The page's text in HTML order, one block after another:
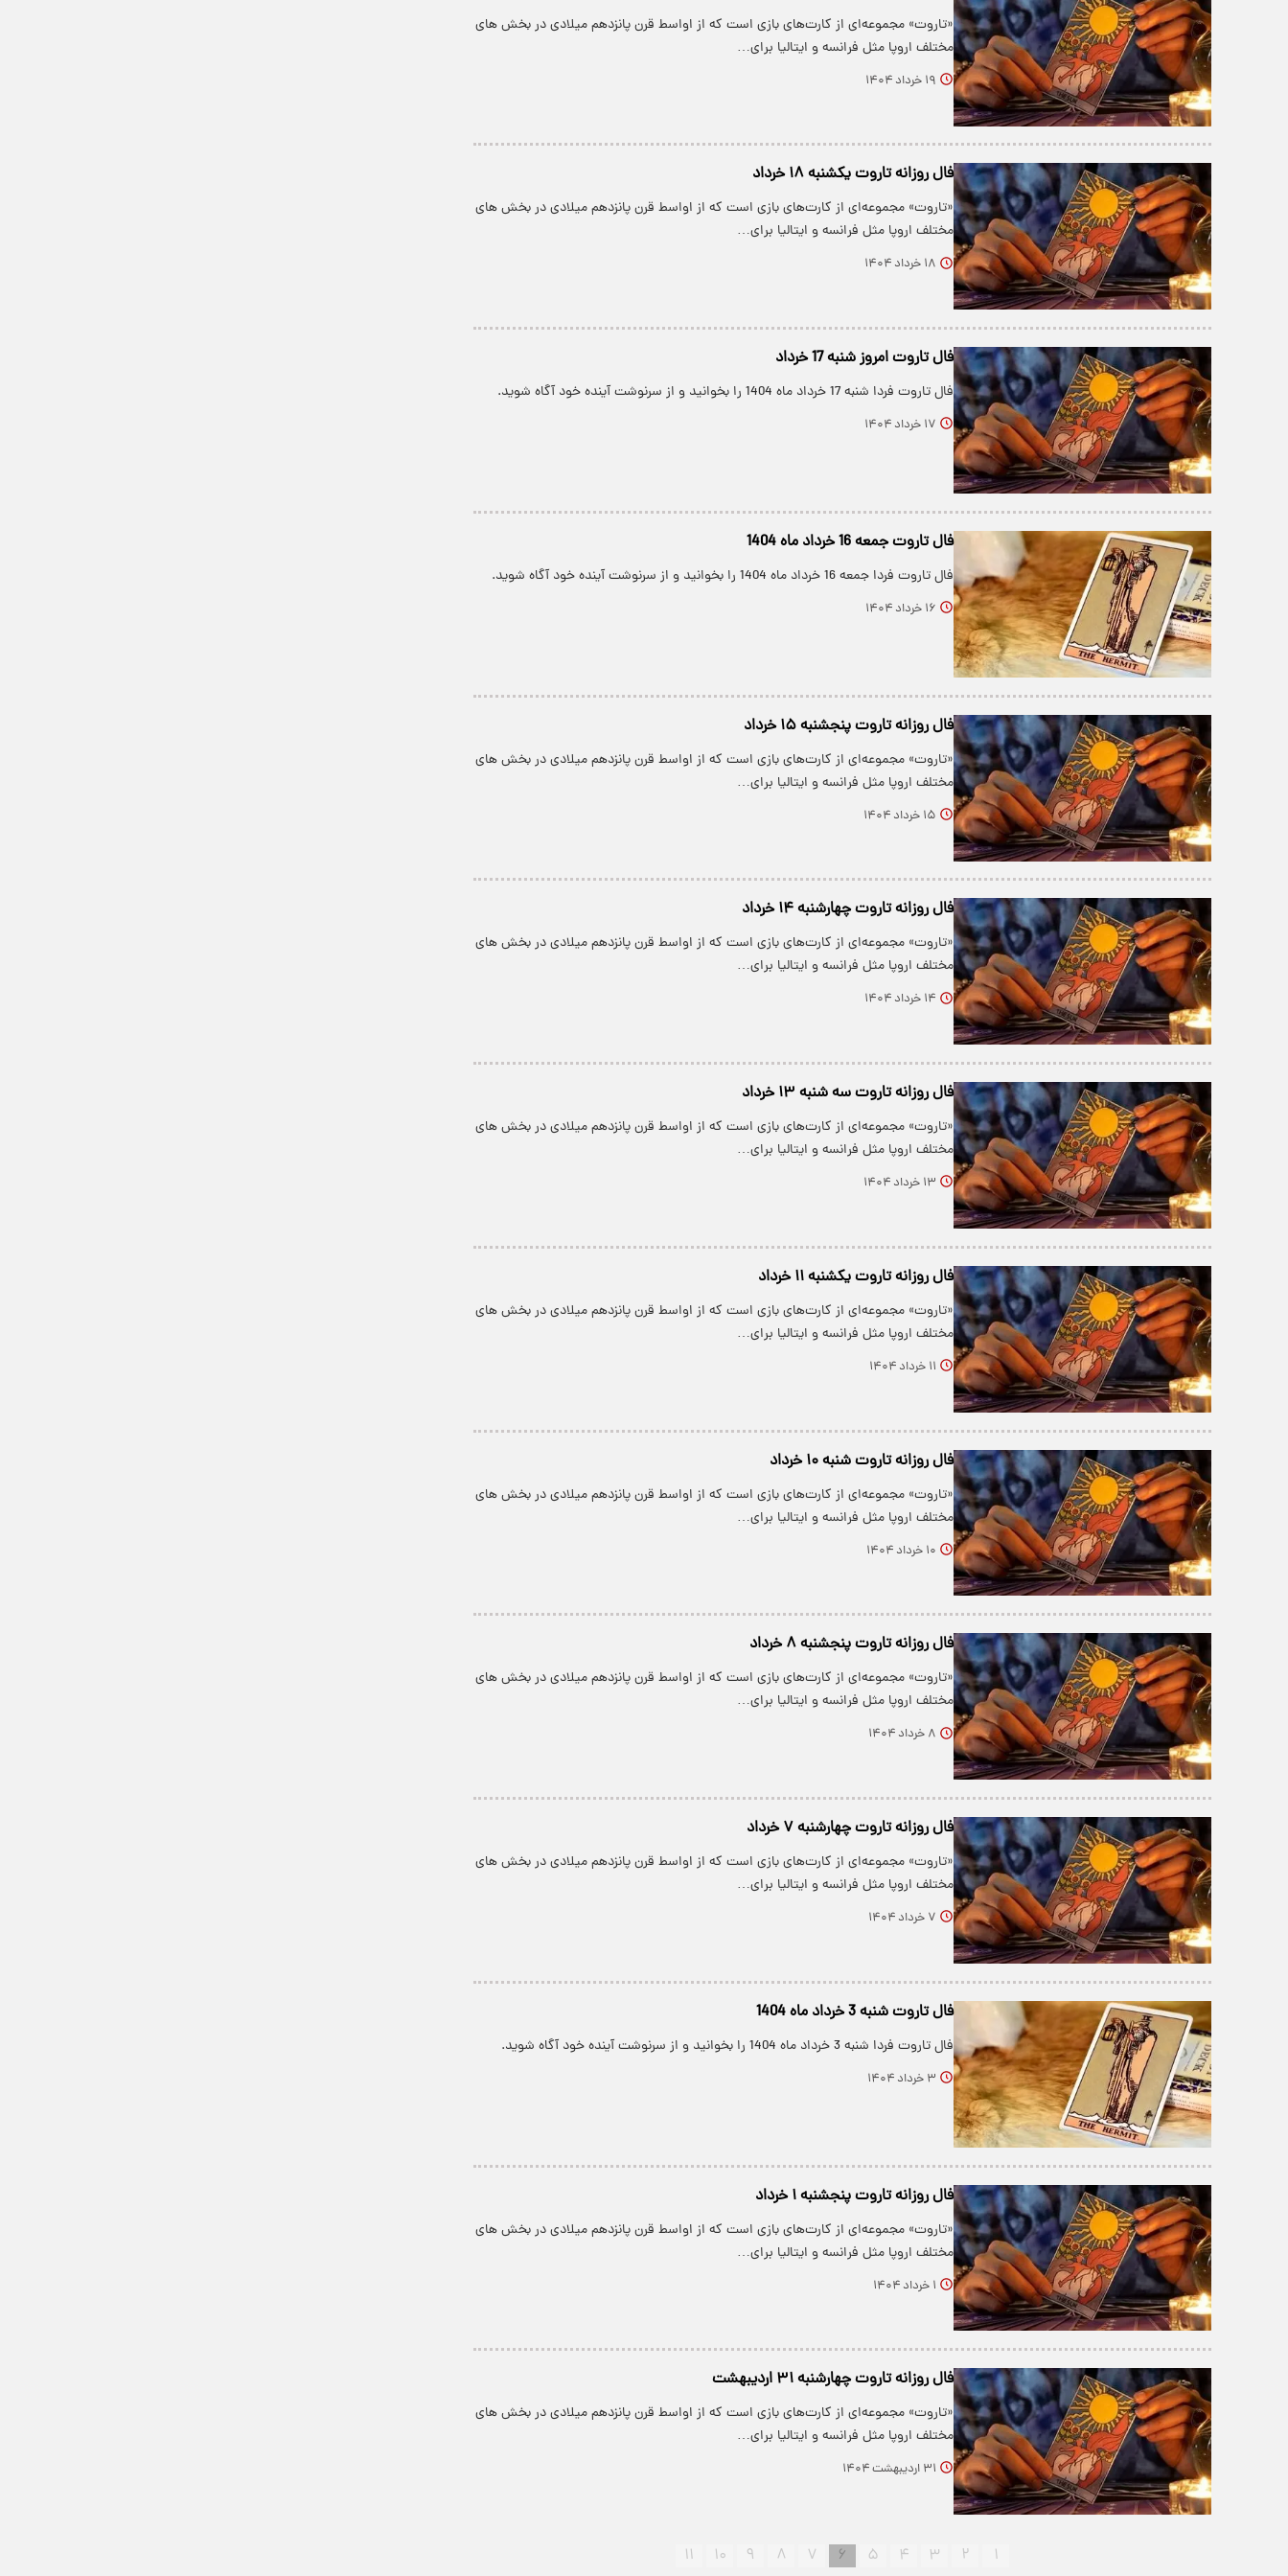
«تاروت» مجموعه‌ای از کارت‌های بازی است که از اواسط قرن پانزدهم میلادی در بخش های
مختلف اروپا مثل فرانسه و ایتالیا برای…
۱۹ خرداد ۱۴۰۴
فال روزانه تاروت یکشنبه ۱۸ خرداد
«تاروت» مجموعه‌ای از کارت‌های بازی است که از اواسط قرن پانزدهم میلادی در بخش های
مختلف اروپا مثل فرانسه و ایتالیا برای…
۱۸ خرداد ۱۴۰۴
فال تاروت امروز شنبه 17 خرداد
فال تاروت فردا شنبه 17 خرداد ماه 1404 را بخوانید و از سرنوشت آینده خود آگاه شوید.
۱۷ خرداد ۱۴۰۴
فال تاروت جمعه 16 خرداد ماه 1404
فال تاروت فردا جمعه 16 خرداد ماه 1404 را بخوانید و از سرنوشت آینده خود آگاه شوید.
۱۶ خرداد ۱۴۰۴
فال روزانه تاروت پنجشنبه ۱۵ خرداد
«تاروت» مجموعه‌ای از کارت‌های بازی است که از اواسط قرن پانزدهم میلادی در بخش های
مختلف اروپا مثل فرانسه و ایتالیا برای…
۱۵ خرداد ۱۴۰۴
فال روزانه تاروت چهارشنبه ۱۴ خرداد
«تاروت» مجموعه‌ای از کارت‌های بازی است که از اواسط قرن پانزدهم میلادی در بخش های
مختلف اروپا مثل فرانسه و ایتالیا برای…
۱۴ خرداد ۱۴۰۴
فال روزانه تاروت سه شنبه ۱۳ خرداد
«تاروت» مجموعه‌ای از کارت‌های بازی است که از اواسط قرن پانزدهم میلادی در بخش های
مختلف اروپا مثل فرانسه و ایتالیا برای…
۱۳ خرداد ۱۴۰۴
فال روزانه تاروت یکشنبه ۱۱ خرداد
«تاروت» مجموعه‌ای از کارت‌های بازی است که از اواسط قرن پانزدهم میلادی در بخش های
مختلف اروپا مثل فرانسه و ایتالیا برای…
۱۱ خرداد ۱۴۰۴
فال روزانه تاروت شنبه ۱۰ خرداد
«تاروت» مجموعه‌ای از کارت‌های بازی است که از اواسط قرن پانزدهم میلادی در بخش های
مختلف اروپا مثل فرانسه و ایتالیا برای…
۱۰ خرداد ۱۴۰۴
فال روزانه تاروت پنجشنبه ۸ خرداد
«تاروت» مجموعه‌ای از کارت‌های بازی است که از اواسط قرن پانزدهم میلادی در بخش های
مختلف اروپا مثل فرانسه و ایتالیا برای…
۸ خرداد ۱۴۰۴
فال روزانه تاروت چهارشنبه ۷ خرداد
«تاروت» مجموعه‌ای از کارت‌های بازی است که از اواسط قرن پانزدهم میلادی در بخش های
مختلف اروپا مثل فرانسه و ایتالیا برای…
۷ خرداد ۱۴۰۴
فال تاروت شنبه 3 خرداد ماه 1404
فال تاروت فردا شنبه 3 خرداد ماه 1404 را بخوانید و از سرنوشت آینده خود آگاه شوید.
۳ خرداد ۱۴۰۴
فال روزانه تاروت پنجشنبه ۱ خرداد
«تاروت» مجموعه‌ای از کارت‌های بازی است که از اواسط قرن پانزدهم میلادی در بخش های
مختلف اروپا مثل فرانسه و ایتالیا برای…
۱ خرداد ۱۴۰۴
فال روزانه تاروت چهارشنبه ۳۱ اردیبهشت
«تاروت» مجموعه‌ای از کارت‌های بازی است که از اواسط قرن پانزدهم میلادی در بخش های
مختلف اروپا مثل فرانسه و ایتالیا برای…
۳۱ اردیبهشت ۱۴۰۴
۱ ۲ ۳ ۴ ۵ ۶ ۷ ۸ ۹ ۱۰ ۱۱